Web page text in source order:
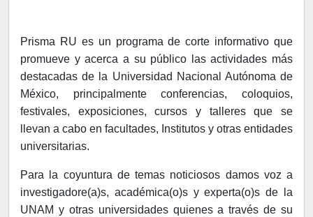
Prisma RU es un programa de corte informativo que
promueve y acerca a su público las actividades más
destacadas de la Universidad Nacional Autónoma de
México, principalmente conferencias, coloquios,
festivales, exposiciones, cursos y talleres que se
llevan a cabo en facultades, Institutos y otras entidades
universitarias.
Para la coyuntura de temas noticiosos damos voz a
investigadore(a)s, académica(o)s y experta(o)s de la
UNAM y otras universidades quienes a través de su